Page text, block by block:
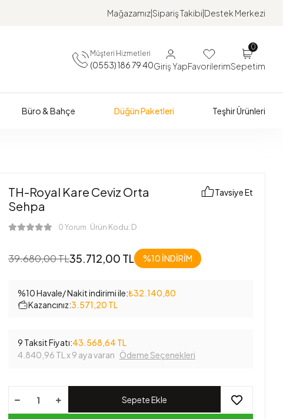
MağazamızSipariş Takibi Destek Merkezi
Müşteri Hizmetleri
(0553) 186 79 40Giriş YapFavorilerim
0
Sepetim
Büro & Bahçe Düğün Paketleri Teşhir Ürünleri
TH-Royal Kare Ceviz Orta
Sehpa
0 Yorum Ürün Kodu: D
Tavsiye Et
39.680,00 TL35.712,00 TL %10 İNDİRİM
%10 Havale/ Nakit indirimi ile:₺32.140,80
Kazancınız:3.571,20 TL
9 Taksit Fiyatı:43.568,64 TL
4.840,96 TL x 9 aya varan Ödeme Seçenekleri
Sepete Ekle